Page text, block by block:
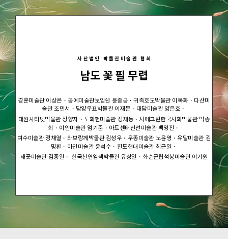
사단법인 박물관미술관 협회
남도 꽃 필 무렵
경훈미술관 이상은・공예미술관보임쉔 윤종금・귀족호도박물관 이목화・다산미
술관 조민서・담양우표박물관 이재문・대담미술관 양은호・
대원사티벳박물관 정향자・도화헌미술관 정채동・시에그린한국시화박물관 박종
회・이안미술관 엄기준・아트센터신선미술관 백영진・
여수미술관 정채열・와보랑께박물관 김성우・우종미술관 노윤영・유달미술관 김
명환・아인미술관 윤석수・진도현대미술관 최근일・
태곳미술관 김종일・ 한국천연염색박물관 유상열・화순군립석봉미술관 이기원